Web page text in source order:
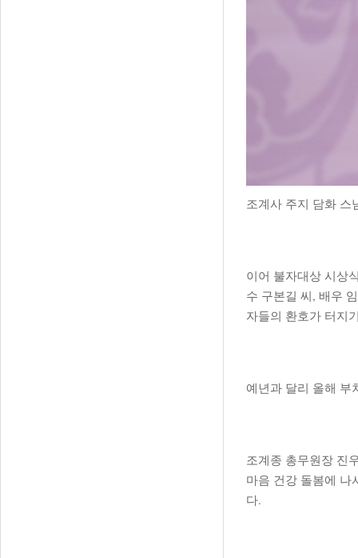
조계사 주지 담화 스
이어 불자대상 시상
수 구본길 씨, 배우
자들의 환호가 터지
예년과 달리 올해 부
조계종 총무원장 진
마음 건강 돌봄에 나
다.